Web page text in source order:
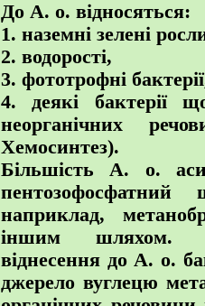
До А. о. відносяться:
1. наземні зелені
2. водорості,
3. фототрофні
4. деякі бактерії
неорганічних
Хемосинтез).
Більшість А. о.
наприклад,
іншим шляхом.
віднесення до А. о.
джерело вуглецю